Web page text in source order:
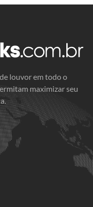
louvor em todo o
maximizar seu